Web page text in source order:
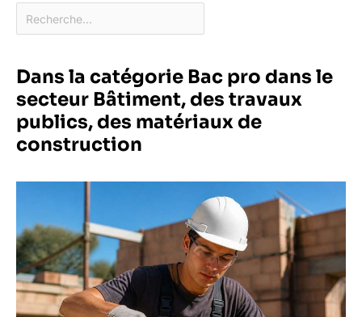
Dans la catégorie Bac pro dans le
secteur Bâtiment, des travaux
publics, des matériaux de
construction